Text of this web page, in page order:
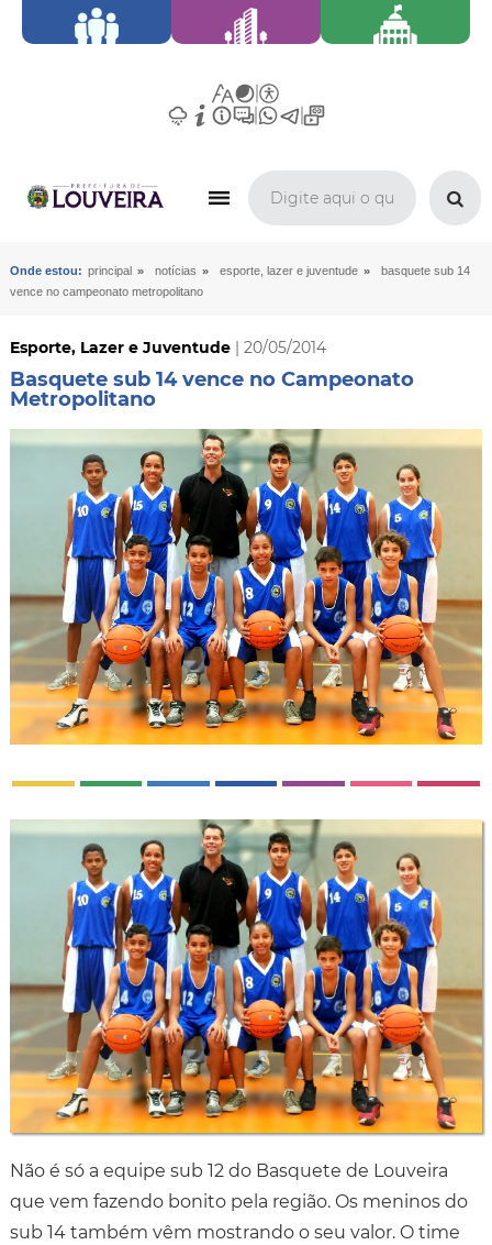
Onde estou: principal » notícias » esporte, lazer e juventude »
basquete sub 14
vence no campeonato metropolitano
Esporte, Lazer e Juventude| 20/05/2014
Basquete sub 14 vence no Campeonato
Metropolitano
Não é só a equipe sub 12 do Basquete de Louveira
que vem fazendo bonito pela região. Os meninos do
sub 14 também vêm mostrando o seu valor. O time